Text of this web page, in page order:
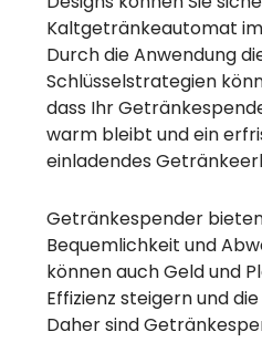
Kaltgetränkeautomat
Durch die Anwendung
Schlüsselstrategien
dass Ihr
warm bleibt und ein
einladendes
Getränkespender
Bequemlichkeit und
können auch Geld und
Effizienz steigern und
Daher sind